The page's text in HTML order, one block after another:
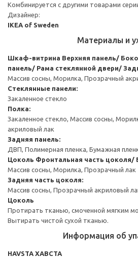
Комбинируется с другими товарами
Дизайнер:
IKEA of Sweden
Материалы и
Шкаф-витрина Верхняя панель/
панель/ Рама стеклянной двери/
Массив сосны, Морилка, Прозрачный
Стеклянные панели:
Закаленное стекло
Полка:
Закаленное стекло, Массив сосны,
акриловый лак
Задняя панель:
ДВП, Полимерная пленка, Бумажная
Цоколь Фронтальная часть цоколя/
Массив сосны, Морилка, Прозрачный лак
Задняя часть цоколя:
Массив сосны, Прозрачный акриловый
Цоколь
Протирать тканью, смоченной мягким
Вытирать чистой сухой тканью.
Информация об
HAVSTA ХАВСТА